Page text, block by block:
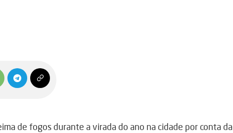
de fogos durante a virada do ano na cidade por conta da